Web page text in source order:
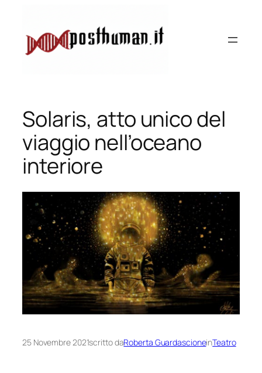
contenuto
Solaris, atto unico del
viaggio nell’oceano
interiore
25 Novembre 2021scritto daRoberta GuardascioneinTeatro